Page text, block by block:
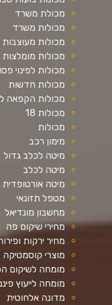
מכולת משרד
מכולות משרד
מכולות מעוצבות
מכולות מומלצות
מכולות לפינוי
מכולות חדשות
מכולות הקפאה
מכולות 18
מכולות
מימון רכב
מיטה לכלב גדול
מיטה לכלב
מיטה
מטפל תזונאי
מחשבון מונדיאל
מחירי שיקום פה
מחיר ירקות
מוצרי קוסמטיקה
מומחה לשיקום
מומחה לייעוץ
מדונה אלחוטית